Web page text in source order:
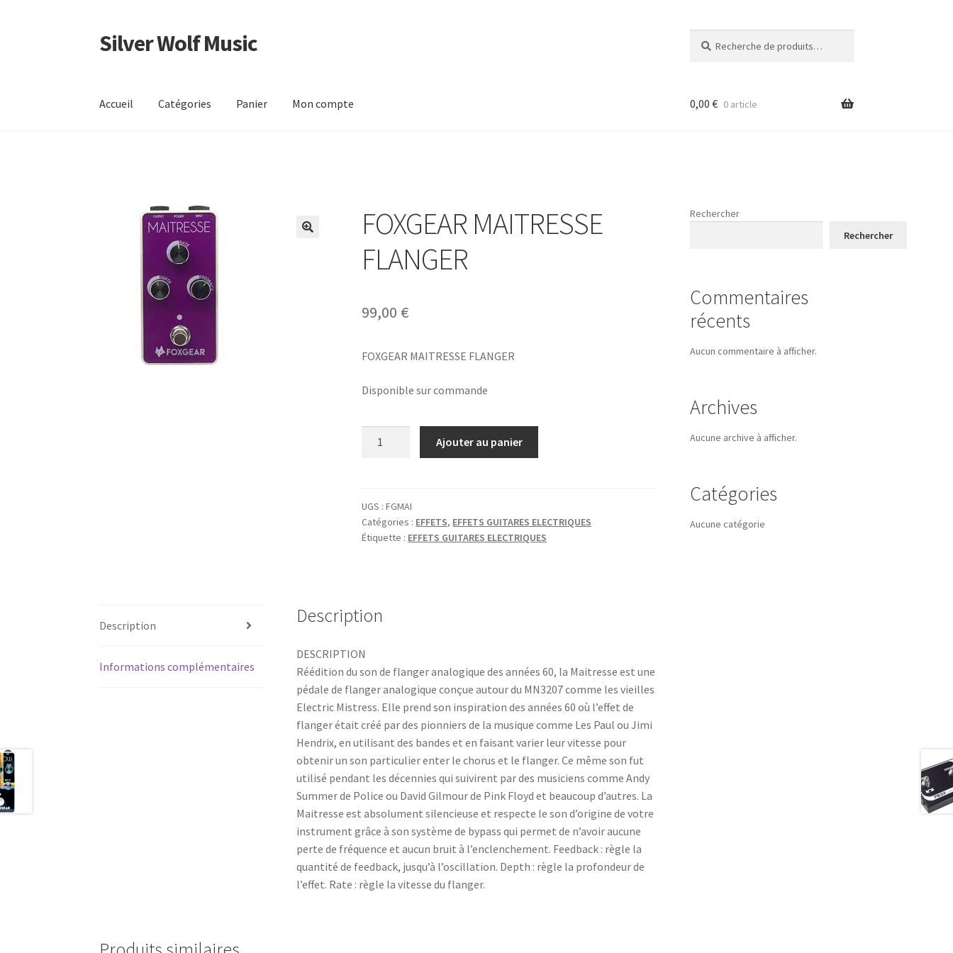
Aller
à
Aller
au
Silver Wolf Music
pour :
Accueil Catégories Panier Mon compte 0,00 € 0 article
FOXGEAR MAITRESSE
FLANGER
99,00 €
FOXGEAR MAITRESSE FLANGER
Disponible sur commande
FLANGER
Ajouter au panier
UGS :FGMAI
Catégories : EFFETS, EFFETS GUITARES ELECTRIQUES
Étiquette : EFFETS GUITARES ELECTRIQUES
Description
Informations complémentaires
Description
DESCRIPTION
Réédition du son de flanger analogique des années 60, la Maitresse est une
pédale de flanger analogique conçue autour du MN3207 comme les vieilles
Electric Mistress. Elle prend son inspiration des années 60 où l’effet de
flanger était créé par des pionniers de la musique comme Les Paul ou Jimi
Hendrix, en utilisant des bandes et en faisant varier leur vitesse pour
obtenir un son particulier enter le chorus et le flanger. Ce même son fut
utilisé pendant les décennies qui suivirent par des musiciens comme Andy
Summer de Police ou David Gilmour de Pink Floyd et beaucoup d’autres. La
Maitresse est absolument silencieuse et respecte le son d’origine de votre
instrument grâce à son système de bypass qui permet de n’avoir aucune
perte de fréquence et aucun bruit à l’enclenchement. Feedback : règle la
quantité de feedback, jusqu’à l’oscillation. Depth : règle la profondeur de
l’effet. Rate : règle la vitesse du flanger.
Rechercher
Rechercher
Commentaires
récents
Aucun commentaire à afficher.
Archives
Aucune archive à afficher.
Catégories
Aucune catégorie